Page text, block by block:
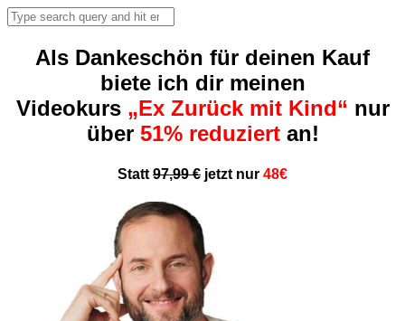
Als Dankeschön für deinen Kauf
biete ich dir meinen
Videokurs „Ex Zurück mit Kind“ nur
über 51% reduziertan!
Statt 97,99 € jetzt nur 48€